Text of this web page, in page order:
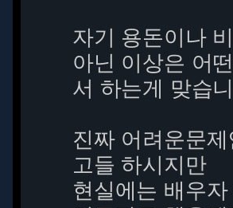
자기 용돈이나
아닌 이상은 어
서 하는게 맞습
진짜 어려운문
고들 하시지만
현실에는 배우